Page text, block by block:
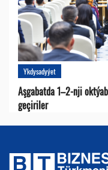
Ykdysadyýet
Aşgabatda 1–2-nji
geçiriler